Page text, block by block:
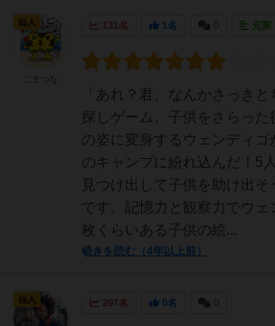
131名 1名 充実
「あれ？君、なんかさっきと
探しゲーム。子供をさらった
の姿に変身するウェンディゴ
のキャンプに紛れ込んだ！5
見つけ出して子供を助け出そ
です。記憶力と観察力でウェ
枚くらいある子供の絵...
続きを読む（4年以上前）
仙人
207名 0名
仙人